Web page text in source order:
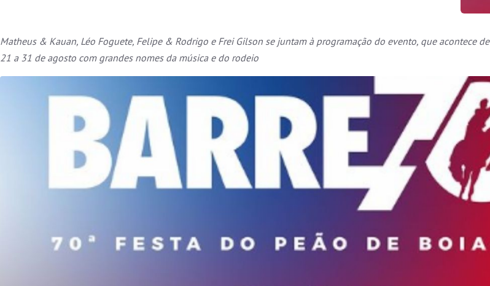
Matheus & Kauan, Léo Foguete, Felipe & Rodrigo e Frei Gilson se juntam à programação do evento, que acontece de
21 a 31 de agosto com grandes nomes da música e do rodeio